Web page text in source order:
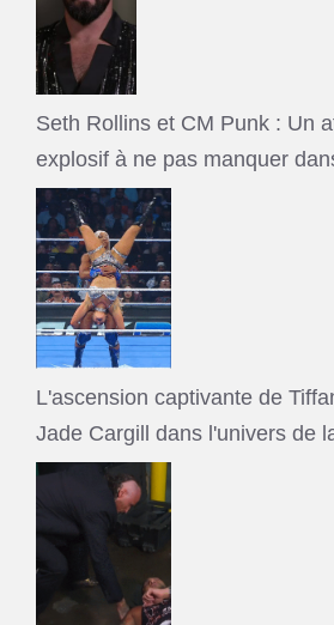
Seth Rollins et CM Punk : Un
explosif à ne pas manquer
L'ascension captivante de
Jade Cargill dans l'univers de